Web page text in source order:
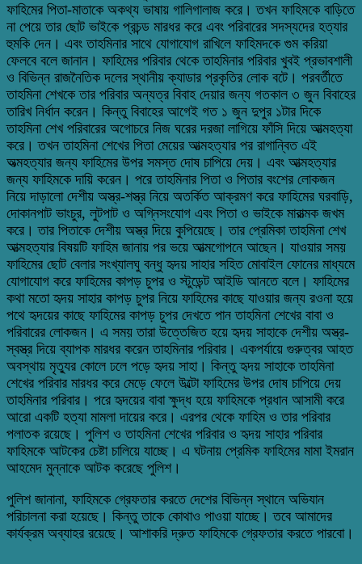
ফাহিমের পিতা-মাতাকে অকথ্য ভাষায় গালিগালাজ করে। তখন ফাহিমকে বাড়িতে
না পেয়ে তার ছোট ভাইকে প্রচন্ড মারধর করে এবং পরিবারের সদস্যদের হত্যার
হুমকি দেন। এবং তাহমিনার সাথে যোগাযোগ রাখিলে ফাহিমদকে গুম করিয়া
ফেলবে বলে জানান। ফাহিমের পরিবার থেকে তাহমিনার পরিবার খুবই প্রভাবশালী
ও বিভিন্ন রাজনৈতিক দলের স্থানীয় ক্যাডার প্রকৃতির লোক বটে। পরবর্তীতে
তাহমিনা শেখকে তার পরিবার অন্যত্র বিবাহ দেয়ার জন্য গতকাল ৩ জুন বিবাহের
তারিখ নির্ধান করেন। কিন্তু বিবাহের আগেই গত ১ জুন দুপুর ১টার দিকে
তাহমিনা শেখ পরিবারের অগোচরে নিজ ঘরের দরজা লাগিয়ে ফাঁসি দিয়ে আত্মহত্যা
করে। তখন তাহমিনা শেখের পিতা মেয়ের আত্মহত্যার পর রাগান্বিত এই
অত্মহত্যার জন্য ফাহিমের উপর সমস্ত দোষ চাপিয়ে দেয়। এবং আত্মহত্যার
জন্য ফাহিমকে দায়ি করেন। পরে তাহমিনার পিতা ও পিতার বংশের লোকজন
নিয়ে দাড়ালো দেশীয় অস্ত্র-শস্ত্র নিয়ে অতর্কিত আক্রমণ করে ফাহিমের ঘরবাড়ি,
দোকানপাট ভাংচুর, লুটপাট ও অগ্নিসংযোগ এবং পিতা ও ভাইকে মারাত্মক জখম
করে। তার পিতাকে দেশীয় অস্ত্র দিয়ে কুপিয়েছে। তার প্রেমিকা তাহমিনা শেখ
আত্মহত্যার বিষয়টি ফাহিম জানায় পর ভয়ে আত্মগোপনে আছেন। যাওয়ার সময়
ফাহিমের ছোট বেলার সংখ্যালঘু বন্ধু হৃদয় সাহার সহিত মোবাইল ফোনের মাধ্যমে
যোগাযোগ করে ফাহিমের কাপড় চুপর ও স্টুডেন্ট আইডি আনতে বলে। ফাহিমের
কথা মতো হৃদয় সাহার কাপড় চুপর নিয়ে ফাহিমের কাছে যাওয়ার জন্য রওনা হয়ে
পথে হৃদয়ের কাছে ফাহিমের কাপড় চুপর দেখতে পান তাহমিনা শেখের বাবা ও
পরিবারের লোকজন। এ সময় তারা উত্তেজিত হয়ে হৃদয় সাহাকে দেশীয় অস্ত্র-
স্বস্ত্র দিয়ে ব্যাপক মারধর করেন তাহমিনার পরিবার। একপর্যায়ে গুরুত্বর আহত
অবস্থায় মৃত্যুর কোলে ঢলে পড়ে হৃদয় সাহা। কিন্তু হৃদয় সাহাকে তাহমিনা
শেখের পরিবার মারধর করে মেড়ে ফেলে উল্টো ফাহিমের উপর দোষ চাপিয়ে দেয়
তাহমিনার পরিবার। পরে হৃদয়ের বাবা ক্ষুদ্ধ হয়ে ফাহিমকে প্রধান আসামী করে
আরো একটি হত্যা মামলা দায়ের করে। এরপর থেকে ফাহিম ও তার পরিবার
পলাতক রয়েছে। পুলিশ ও তাহমিনা শেখের পরিবার ও হৃদয় সাহার পরিবার
ফাহিমকে আটকের চেষ্টা চালিয়ে যাচ্ছে। এ ঘটনায় প্রেমিক ফাহিমের মামা ইমরান
আহমেদ মুন্নাকে আটক করেছে পুলিশ।
পুলিশ জানানা, ফাহিমকে গ্রেফতার করতে দেশের বিভিন্ন স্থানে অভিযান
পরিচালনা করা হয়েছে। কিন্তু তাকে কোথাও পাওয়া যাচ্ছে। তবে আমাদের
কার্যক্রম অব্যাহর রয়েছে। আশাকরি দ্রুত ফাহিমকে গ্রেফতার করতে পারবো।